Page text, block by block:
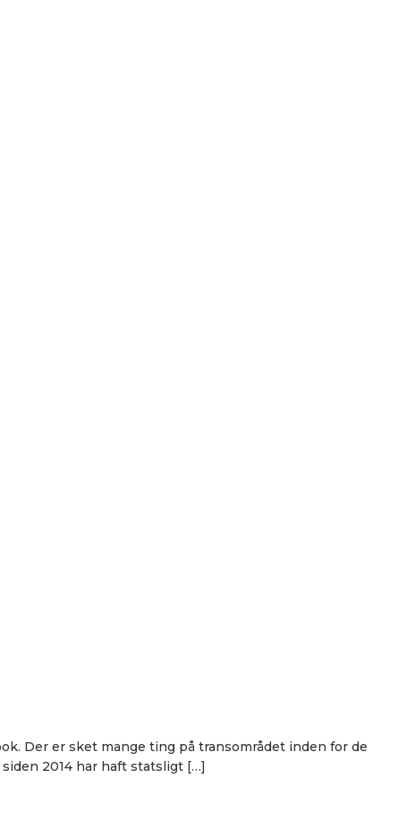
Der er sket mange ting på transområdet inden for de
2014 har haft statsligt […]